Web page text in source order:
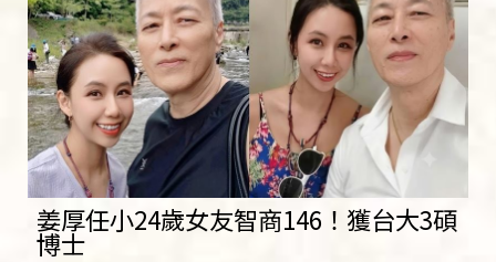
姜厚任小24歲女友智商146！獲台大3碩
博士